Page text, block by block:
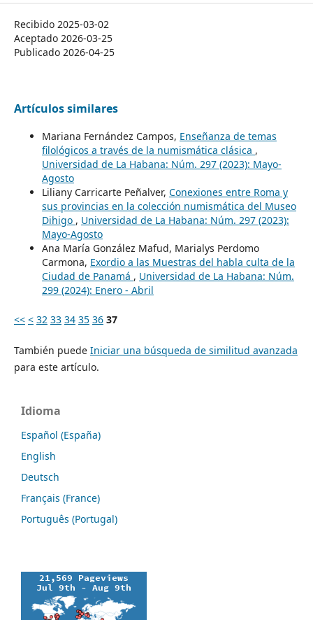
Recibido 2025-03-02
Aceptado 2026-03-25
Publicado 2026-04-25
Artículos similares
Mariana Fernández Campos, Enseñanza de temas
filológicos a través de la numismática clásica ,
Universidad de La Habana: Núm. 297 (2023): Mayo-
Agosto
Liliany Carricarte Peñalver, Conexiones entre Roma y
sus provincias en la colección numismática del Museo
Dihigo , Universidad de La Habana: Núm. 297 (2023):
Mayo-Agosto
Ana María González Mafud, Marialys Perdomo
Carmona, Exordio a las Muestras del habla culta de la
Ciudad de Panamá , Universidad de La Habana: Núm.
299 (2024): Enero - Abril
<< < 32 33 34 35 36 37
También puede Iniciar una búsqueda de similitud avanzada
para este artículo.
Idioma
Español (España)
English
Deutsch
Français (France)
Português (Portugal)